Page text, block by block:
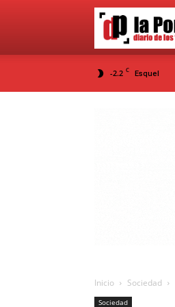
-2.2 C Esquel
Inicio Sociedad
Sociedad